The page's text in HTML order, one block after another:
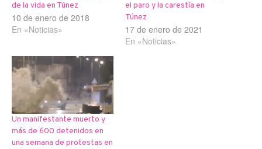
de la vida en Túnez
10 de enero de 2018
En «Noticias»
el paro y la carestía en
Túnez
17 de enero de 2021
En «Noticias»
Un manifestante muerto y
más de 600 detenidos en
una semana de protestas en